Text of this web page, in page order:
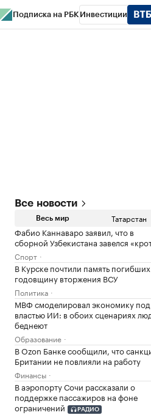
Подписка на РБК Инвестиции
Все новости
Весь мир Татарстан
Фабио Каннаваро заявил, что в
сборной Узбекистана завелся
Спорт
В Курске почтили память
годовщину вторжения ВСУ
Политика
МВФ смоделировал экономику под
властью ИИ: в обоих сценариях
беднеют
Образование
В Ozon Банке сообщили, что
Британии не повлияли на работу
Финансы
В аэропорту Сочи рассказали о
поддержке пассажиров на фоне
ограничений
РАДИО